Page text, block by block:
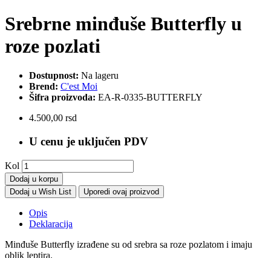
Srebrne minđuše Butterfly u
roze pozlati
Dostupnost: Na lageru
Brend: C'est Moi
Šifra proizvoda: EA-R-0335-BUTTERFLY
4.500,00 rsd
U cenu je uključen PDV
Kol
Dodaj u korpu
Dodaj u Wish List
Uporedi ovaj proizvod
Opis
Deklaracija
Minđuše Butterfly izrađene su od srebra sa roze pozlatom i imaju
oblik leptira.